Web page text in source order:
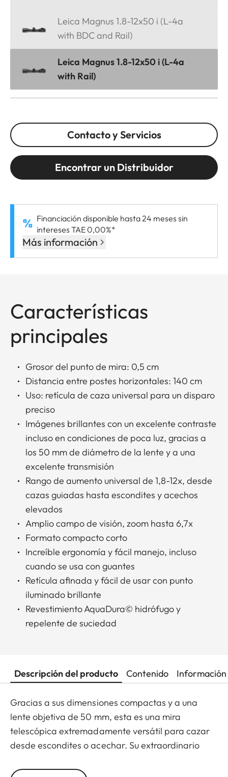
Leica Magnus 1.8-12x50 i (L-4a
with BDC and Rail)
Leica Magnus 1.8-12x50 i (L-4a
with Rail)
Contacto y Servicios
Encontrar un Distribuidor
Financiación disponible hasta 24 meses sin
intereses TAE 0,00%*
Más información
Características
principales
Grosor del punto de mira: 0,5 cm
Distancia entre postes horizontales: 140 cm
Uso: retícula de caza universal para un disparo
preciso
Imágenes brillantes con un excelente contraste
incluso en condiciones de poca luz, gracias a
los 50 mm de diámetro de la lente y a una
excelente transmisión
Rango de aumento universal de 1,8-12x, desde
cazas guiadas hasta escondites y acechos
elevados
Amplio campo de visión, zoom hasta 6,7x
Formato compacto corto
Increíble ergonomía y fácil manejo, incluso
cuando se usa con guantes
Retícula afinada y fácil de usar con punto
iluminado brillante
Revestimiento AquaDura© hidrófugo y
repelente de suciedad
Descripción del producto Contenido
Gracias a sus dimensiones compactas y a una
lente objetiva de 50 mm, esta es una mira
telescópica extremadamente versátil para cazar
desde escondites o acechar. Su extraordinario
también la convierten en la elección ideal para